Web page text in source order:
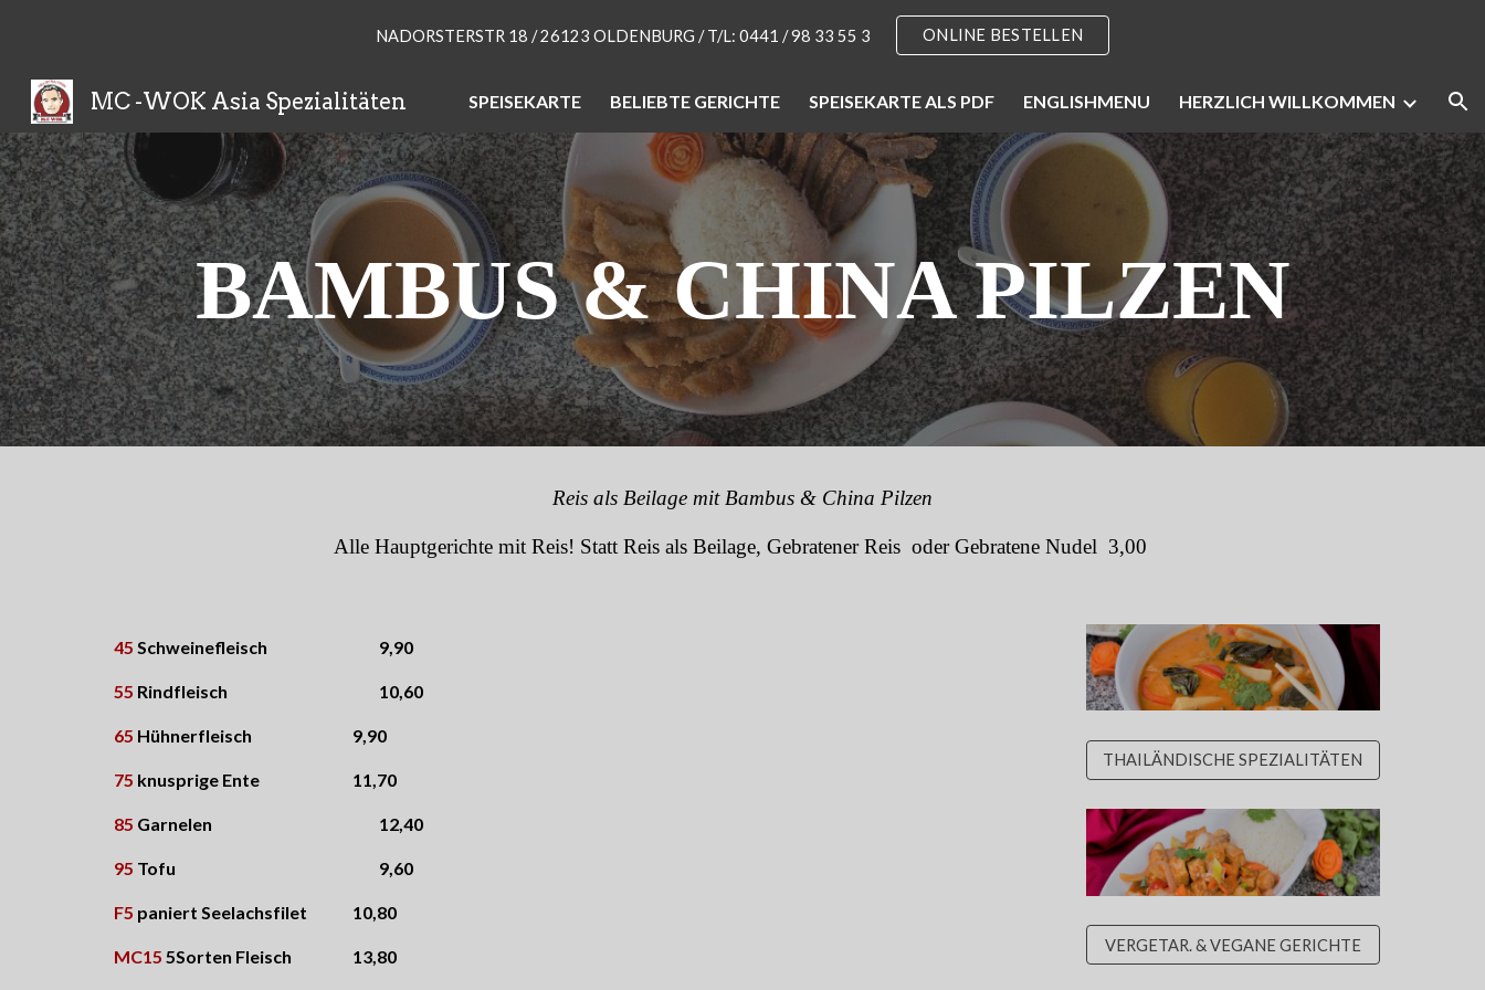
Skip to main content Skip to navigation
NADORSTERSTR 18 / 26123 OLDENBURG / T/L: 0441 / 98 33 55 3 ONLINE BESTELLEN
MC -WOK Asia Spezialitäten SPEISEKARTE BELIEBTE GERICHTE SPEISEKARTE ALS PDF ENGLISHMENU HERZLICH WILLKOMMEN
BAMBUS & CHINA PILZEN
Reis als Beilage mit Bambus & China Pilzen
Alle Hauptgerichte mit Reis! Statt Reis als Beilage, Gebratener Reis oder Gebratene Nudel 3,00
45 Schweinefleisch 9,90
55 Rindfleisch 10,60
65 Hühnerfleisch 9,90
75 knusprige Ente 11,70
85 Garnelen 12,40
95 Tofu 9,60
F5 paniert Seelachsfilet 10,80
MC15 5Sorten Fleisch 13,80
THAILÄNDISCHE SPEZIALITÄTEN
VERGETAR. & VEGANE GERICHTE